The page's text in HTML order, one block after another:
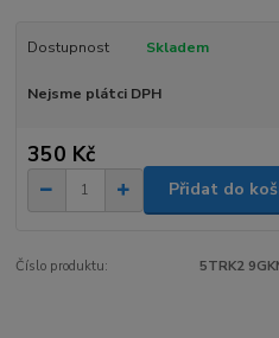
Dostupnost Skladem
Nejsme plátci DPH
350 Kč
Přidat do
Číslo produktu: 5TRK2